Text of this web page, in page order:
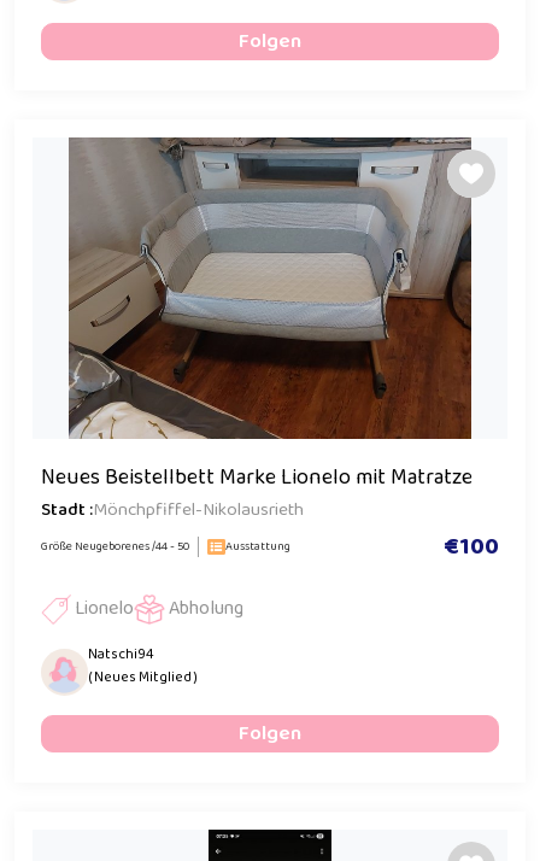
Folgen
Neues Beistellbett Marke Lionelo mit Matratze
Stadt :Mönchpfiffel-Nikolausrieth
Größe Neugeborenes /44 - 50 Ausstattung €100
Lionelo Abholung
Natschi94
( Neues Mitglied )
Folgen